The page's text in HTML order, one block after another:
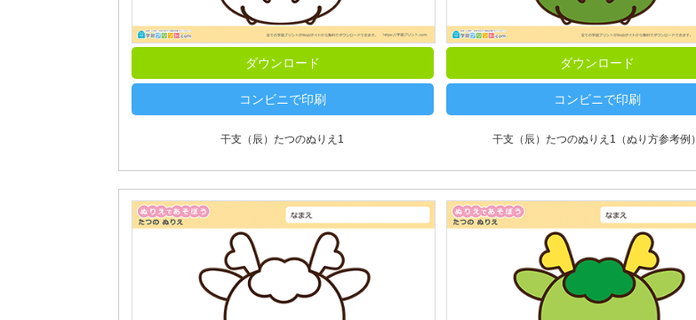
ダウンロード
コンビニで印刷
干支（辰）たつのぬりえ1
ダウンロード
コンビニで印刷
干支（辰）たつのぬりえ1（ぬり方参考例）